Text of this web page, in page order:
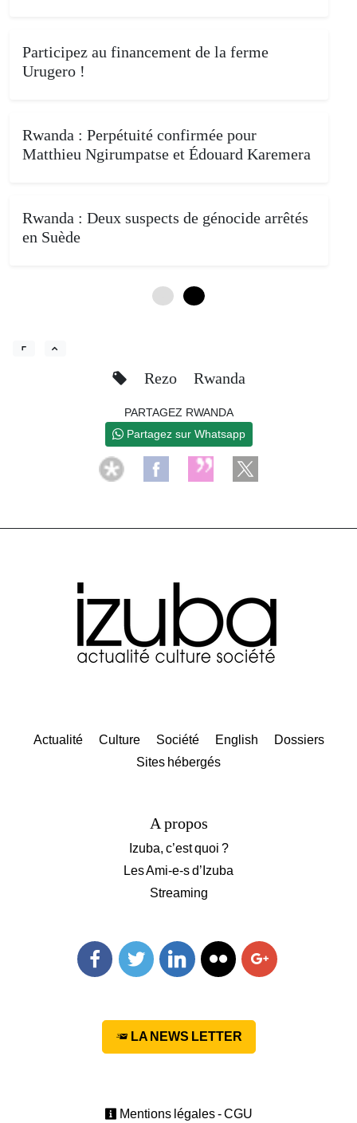
Participez au financement de la ferme
Urugero !
Rwanda : Perpétuité confirmée pour
Matthieu Ngirumpatse et Édouard Karemera
Rwanda : Deux suspects de génocide arrêtés
en Suède
Rezo Rwanda
PARTAGEZ RWANDA
Partagez sur Whatsapp
Actualité Culture Société English
Dossiers
Sites hébergés
A propos
Izuba, c’est quoi ?
Les Ami-e-s d’Izuba
Streaming
LA NEWS LETTER
Mentions légales - CGU